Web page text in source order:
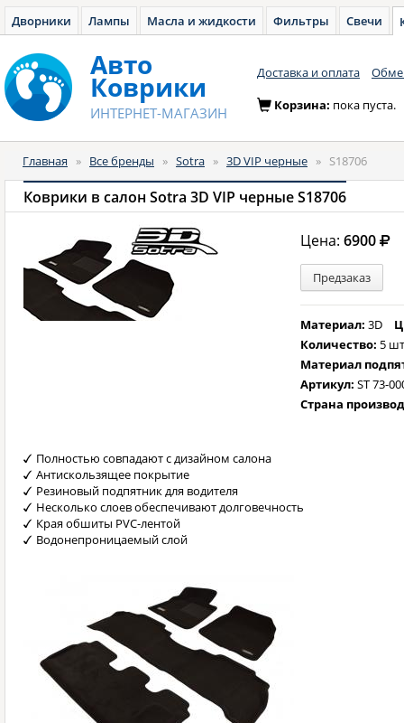
Дворники Лампы Масла и жидкости Фильтры Свечи
Авто
Коврики
ИНТЕРНЕТ-МАГАЗИН
Доставка и оплата
Корзина: пока пуста.
Главная » Все бренды » Sotra » 3D VIP черные » S18706
Коврики в салон Sotra 3D VIP черные S18706
Цена:6900
Предзаказ
Материал:3D
Количество: 5
Материал
Артикул:ST 73-
Страна
Полностью совпадают с дизайном салона
Антискользящее покрытие
Резиновый подпятник для водителя
Несколько слоев обеспечивают долговечность
Края обшиты PVC-лентой
Водонепроницаемый слой